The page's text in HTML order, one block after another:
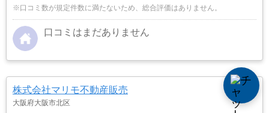
※口コミ数が規定件数に満たないため、総合評価はありません。
口コミはまだありません
株式会社マリモ不動産販売
大阪府大阪市北区